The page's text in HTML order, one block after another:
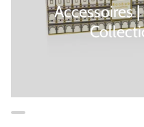
Accessoires